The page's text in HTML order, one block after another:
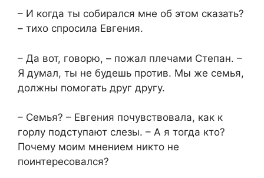
– И когда ты собирался мне об этом сказать?
– тихо спросила Евгения.
– Да вот, говорю, – пожал плечами Степан. –
Я думал, ты не будешь против. Мы же семья,
должны помогать друг другу.
– Семья? – Евгения почувствовала, как к
горлу подступают слезы. – А я тогда кто?
Почему моим мнением никто не
поинтересовался?